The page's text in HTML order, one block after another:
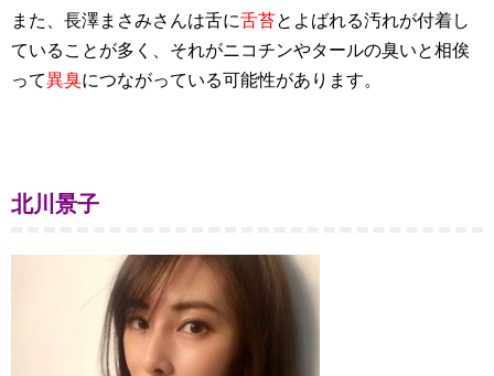
また、長澤まさみさんは舌に舌苔とよばれる汚れが付着し
ていることが多く、それがニコチンやタールの臭いと相俟
って異臭につながっている可能性があります。
北川景子